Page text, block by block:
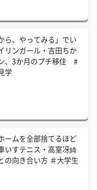
ら、やってみる」でい
リンガール・吉田ちか
、3か月のプチ移住 #
学
ームを全部捨てるほど
いすテニス・高室冴綺
の向き合い方 ＃大学生